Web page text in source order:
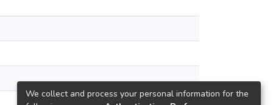
We collect and process your personal information for the